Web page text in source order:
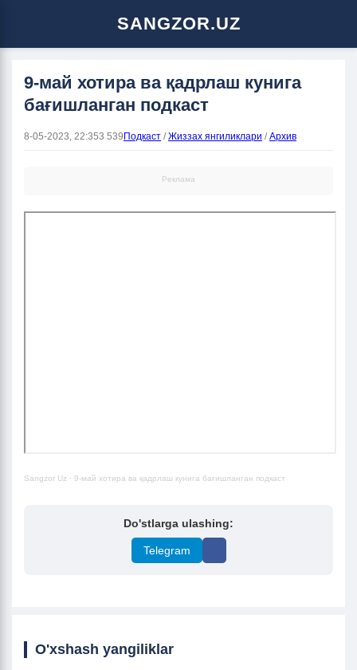
SANGZOR.UZ
9-май хотира ва қадрлаш кунига
бағишланган подкаст
8-05-2023, 22:353 539 Подкаст /Жиззах янгиликлари /Архив
Реклама
Sangzor Uz · 9-май хотира ва қадрлаш кунига бағишланган подкаст
Do'stlarga ulashing:
Telegram
O'xshash yangiliklar